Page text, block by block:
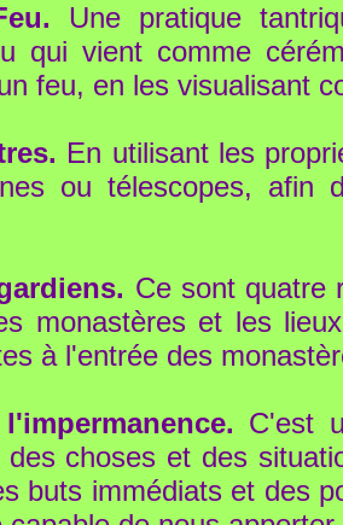
Une pratique
qui vient comme
feu, en les visualisant
En utilisant les
ou télescopes,
Ce sont quatre
monastères et les
à l'entrée des
C'est
des choses et des
buts immédiats et des